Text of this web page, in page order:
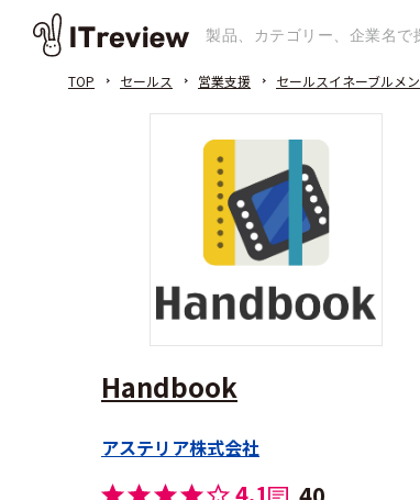
TOP セールス 営業支援 セールスイネーブルメ
Handbook
アステリア株式会社